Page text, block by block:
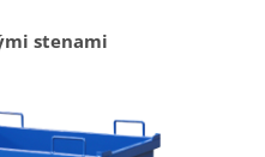
stenami